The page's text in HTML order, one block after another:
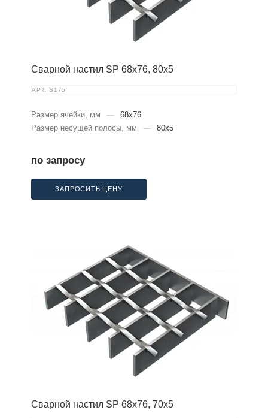
Сварной настил SP 68х76, 80х5
АРТ. S175
Размер ячейки, мм —
68x76
Размер несущей полосы, мм
— 80x5
по запросу
ЗАПРОСИТЬ ЦЕНУ
Сварной настил SP 68х76, 70х5